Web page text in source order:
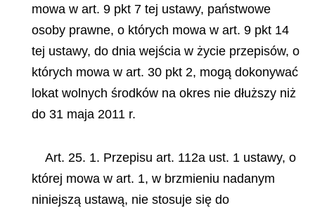
mowa w art. 9 pkt 7 tej ustawy, państwowe
osoby prawne, o których mowa w art. 9 pkt 14
tej ustawy, do dnia wejścia w życie przepisów, o
których mowa w art. 30 pkt 2, mogą dokonywać
lokat wolnych środków na okres nie dłuższy niż
do 31 maja 2011 r.
Art. 25. 1. Przepisu art. 112a ust. 1 ustawy, o
której mowa w art. 1, w brzmieniu nadanym
niniejszą ustawą, nie stosuje się do